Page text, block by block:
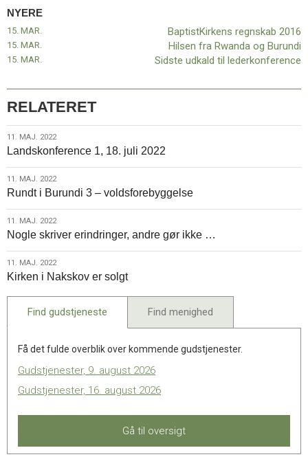
håb
BWA
NYERE
BaptistKirkens regnskab 2016
15. MAR.
Hilsen fra Rwanda og Burundi
15. MAR.
Sidste udkald til lederkonference
15. MAR.
RELATERET
11.
maj.
2022
11. MAJ. 2022
Landskonference 1, 18. juli 2022
11.
maj.
2022
11. MAJ. 2022
Rundt i Burundi 3 – voldsforebyggelse
11.
maj.
2022
11. MAJ. 2022
Nogle skriver erindringer, andre gør ikke …
11.
maj.
2022
11. MAJ. 2022
Kirken i Nakskov er solgt
Find gudstjeneste Find menighed
Få det fulde overblik over kommende gudstjenester.
Gudstjenester, 9. august 2026
Gudstjenester, 16. august 2026
Gå til oversigt